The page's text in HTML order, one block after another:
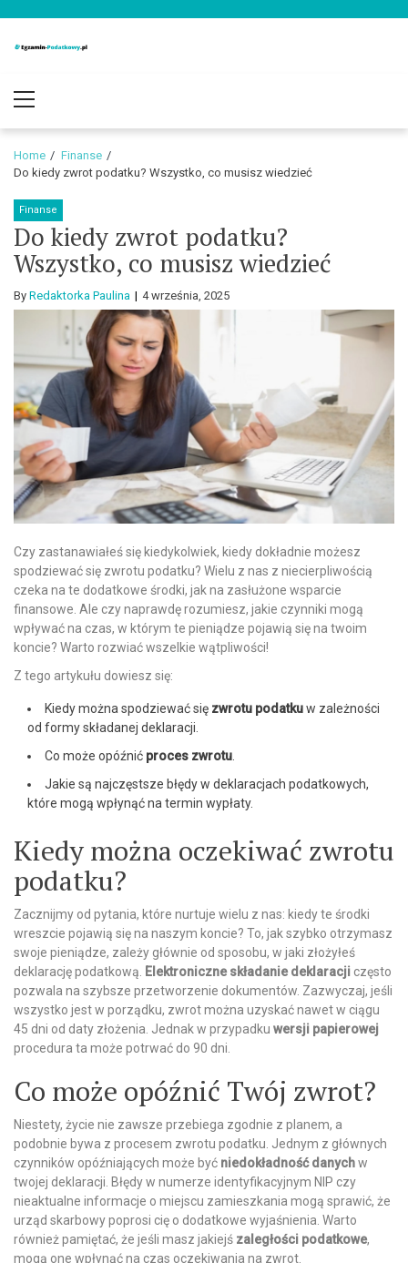
navigation
content
Podatkowy.pl
Menu
Home
Finanse
Do kiedy zwrot podatku? Wszystko, co musisz wiedzieć
Finanse
Do kiedy zwrot podatku?
Wszystko, co musisz wiedzieć
By Redaktorka Paulina 4 września, 2025
Czy zastanawiałeś się kiedykolwiek, kiedy dokładnie możesz
spodziewać się zwrotu podatku? Wielu z nas z niecierpliwością
czeka na te dodatkowe środki, jak na zasłużone wsparcie
finansowe. Ale czy naprawdę rozumiesz, jakie czynniki mogą
wpływać na czas, w którym te pieniądze pojawią się na twoim
koncie? Warto rozwiać wszelkie wątpliwości!
Z tego artykułu dowiesz się:
Kiedy można spodziewać się zwrotu podatkuw zależności
od formy składanej deklaracji.
Co może opóźnić proces zwrotu
Jakie są najczęstsze błędy w deklaracjach podatkowych,
które mogą wpłynąć na termin wypłaty.
Kiedy można oczekiwać zwrotu
podatku?
Zacznijmy od pytania, które nurtuje wielu z nas: kiedy te środki
wreszcie pojawią się na naszym koncie? To, jak szybko otrzymasz
swoje pieniądze, zależy głównie od sposobu, w jaki złożyłeś
deklarację podatkową.
Elektroniczne składanie deklaracji często
pozwala na szybsze przetworzenie dokumentów. Zazwyczaj, jeśli
wszystko jest w porządku, zwrot można uzyskać nawet w ciągu
45 dni od daty złożenia. Jednak w przypadku wersji papierowej
procedura ta może potrwać do 90 dni.
Co może opóźnić Twój zwrot?
Niestety, życie nie zawsze przebiega zgodnie z planem, a
podobnie bywa z procesem zwrotu podatku. Jednym z głównych
czynników opóźniających może być niedokładność danychw
twojej deklaracji. Błędy w numerze identyfikacyjnym NIP czy
nieaktualne informacje o miejscu zamieszkania mogą sprawić, że
urząd skarbowy poprosi cię o dodatkowe wyjaśnienia. Warto
również pamiętać, że jeśli masz jakiejś zaległości podatkowe,
mogą one wpłynąć na czas oczekiwania na zwrot.